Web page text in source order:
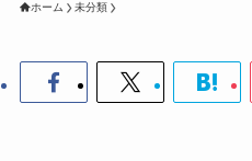
ホーム 未分類